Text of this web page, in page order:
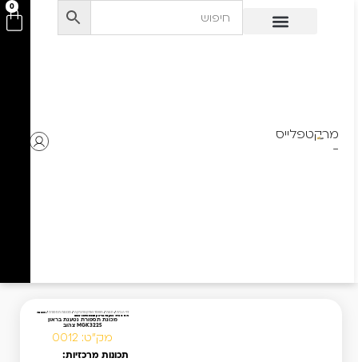
מרקטפלייס
-
0
דף הבית / חנות / חשמל ואלקטרוניקה / מכונות תספורת / מכונת
תספורת נטענת בראון MGK3225 צהוב
מכונת תספורת נטענת בראון
MGK3225 צהוב
מק"ט: 0012
תכונות מרכזיות: